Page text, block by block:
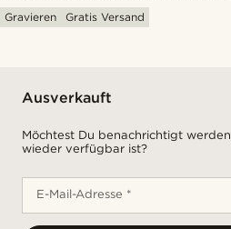
Gravieren Gratis Versand
Ausverkauft
Möchtest Du benachrichtigt
wieder verfügbar ist?
E-Mail-Adresse *